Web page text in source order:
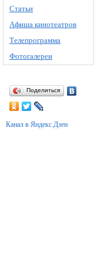
Статьи
Афиша кинотеатров
Телепрограмма
Фотогалереи
Поделиться
Канал в Яндекс.Дзен